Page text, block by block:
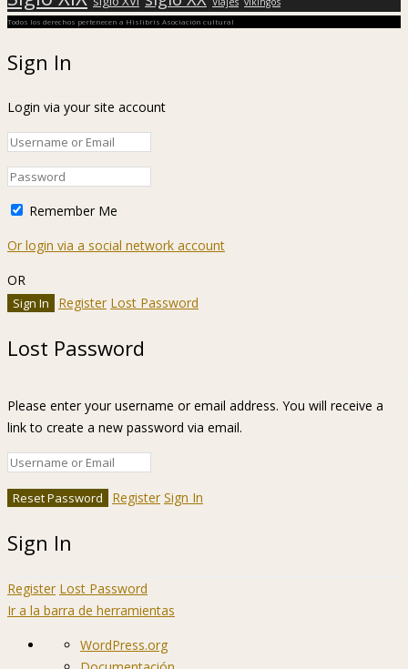
Todos los derechos pertenecen a Hislibris Asociación cultural
Sign In
Login via your site account
Remember Me
Or login via a social network account
OR
Register Lost Password
Lost Password
Please enter your username or email address. You will receive a
link to create a new password via email.
Register Sign In
Sign In
Register Lost Password
Ir a la barra de herramientas
AcercaWordPress.org